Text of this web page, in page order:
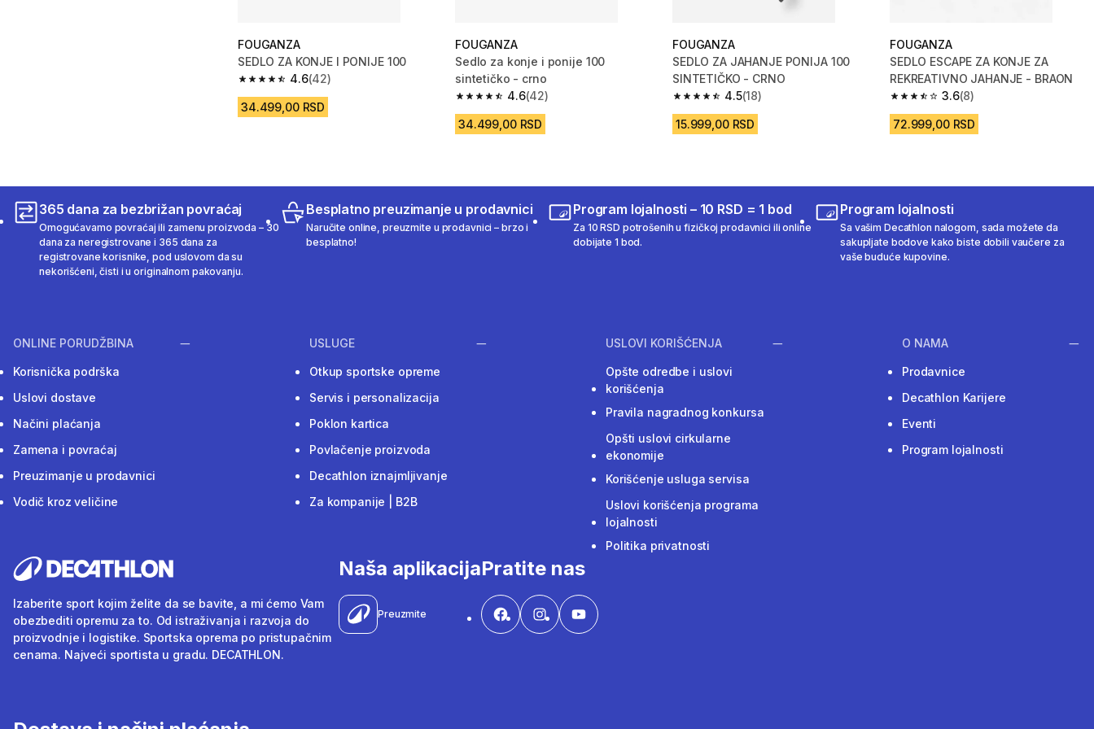
FOUGANZA
SEDLO ZA KONJE I PONIJE 100
4.6
4.6 od 5 zvezdica from 42 Recenzije
(42)
34.499,00 RSD
FOUGANZA
Sedlo za konje i ponije 100
sintetičko - crno
4.6
4.6 od 5 zvezdica from 42 Recenzije
(42)
34.499,00 RSD
FOUGANZA
SEDLO ZA JAHANJE PONIJA 100
SINTETIČKO - CRNO
4.5
4.5 od 5 zvezdica from 18 Recenzije
(18)
15.999,00 RSD
FOUGANZA
SEDLO ESCAPE ZA KONJE ZA
REKREATIVNO JAHANJE - BRAON
3.6
3.6 od 5 zvezdica from 8 Recenzije
(8)
72.999,00 RSD
365 dana za bezbrižan povraćaj
Omogućavamo povraćaj ili zamenu proizvoda – 30
dana za neregistrovane i 365 dana za
registrovane korisnike, pod uslovom da su
nekorišćeni, čisti i u originalnom pakovanju.
Besplatno preuzimanje u prodavnici
Naručite online, preuzmite u prodavnici – brzo i
besplatno!
Program lojalnosti – 10 RSD = 1 bod
Za 10 RSD potrošenih u fizičkoj prodavnici ili online
dobijate 1 bod.
Program lojalnosti
Sa vašim Decathlon nalogom, sada možete da
sakupljate bodove kako biste dobili vaučere za
vaše buduće kupovine.
ONLINE PORUDŽBINA
Korisnička podrška
Uslovi dostave
Načini plaćanja
Zamena i povraćaj
Preuzimanje u prodavnici
Vodič kroz veličine
USLUGE
Otkup sportske opreme
Servis i personalizacija
Poklon kartica
Povlačenje proizvoda
Decathlon iznajmljivanje
Za kompanije | B2B
USLOVI KORIŠĆENJA
Opšte odredbe i uslovi
korišćenja
Pravila nagradnog konkursa
Opšti uslovi cirkularne
ekonomije
Korišćenje usluga servisa
Uslovi korišćenja programa
lojalnosti
Politika privatnosti
O NAMA
Prodavnice
Decathlon Karijere
Eventi
Program lojalnosti
Izaberite sport kojim želite da se bavite, a mi ćemo Vam
obezbediti opremu za to. Od istraživanja i razvoja do
proizvodnje i logistike. Sportska oprema po pristupačnim
cenama. Najveći sportista u gradu. DECATHLON.
Naša aplikacija
Preuzmite
Pratite nas